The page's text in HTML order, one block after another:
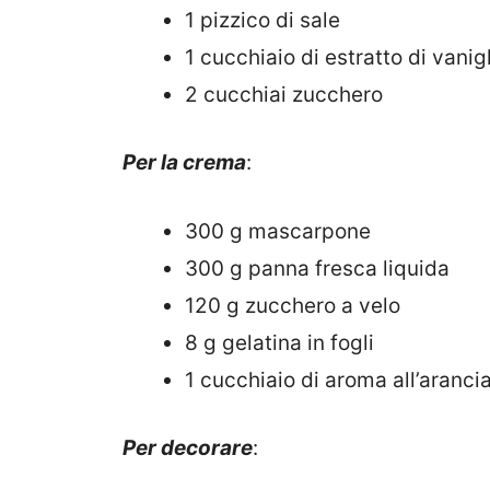
1 pizzico di sale
1 cucchiaio di estratto di
2 cucchiai zucchero
Per la crema:
300 g mascarpone
300 g panna fresca liquida
120 g zucchero a velo
8 g gelatina in fogli
1 cucchiaio di aroma all’arancia
Per decorare: